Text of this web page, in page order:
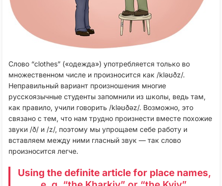
Слово “clothes” («одежда») употребляется только во
множественном числе и произносится как /kləʊðz/.
Неправильный вариант произношения многие
русскоязычные студенты запомнили из школы, ведь там,
как правило, учили говорить /kləʊðəz/. Возможно, это
связано с тем, что нам трудно произнести вместе похожие
звуки /ð/ и /z/, поэтому мы упрощаем себе работу и
вставляем между ними гласный звук — так слово
произносится легче.
Using the definite article for place names,